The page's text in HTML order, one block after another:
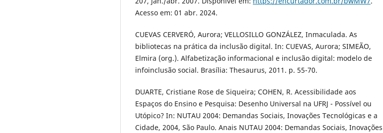
Acesso em: 01 abr. 2024.
CUEVAS CERVERÓ, Aurora; VELLOSILLO GONZÁLEZ, Inmaculada. As
bibliotecas na prática da inclusão digital. In: CUEVAS, Aurora; SIMEÃO,
Elmira (org.). Alfabetização informacional e inclusão digital: modelo de
infoinclusão social. Brasília: Thesaurus, 2011. p. 55-70.
DUARTE, Cristiane Rose de Siqueira; COHEN, R. Acessibilidade aos
Espaços do Ensino e Pesquisa: Desenho Universal na UFRJ - Possível ou
Utópico? In: NUTAU 2004: Demandas Sociais, Inovações Tecnológicas e a
Cidade, 2004, São Paulo. Anais NUTAU 2004: Demandas Sociais, Inovações